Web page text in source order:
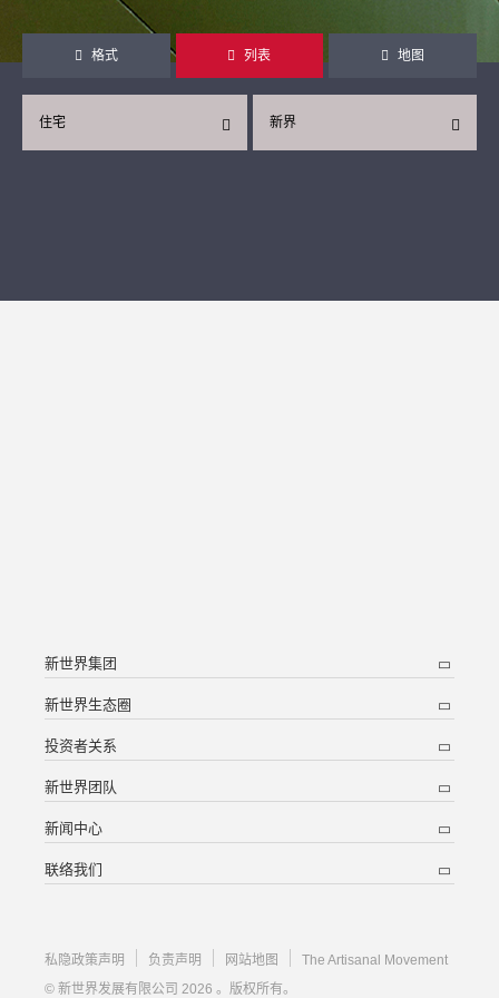
格式 列表 地图
新界
住宅
新世界集团
新世界生态圈
投资者关系
新世界团队
新闻中心
联络我们
私隐政策声明 负责声明 网站地图
The Artisanal Movement
© 新世界发展有限公司 2026 。版权所有。